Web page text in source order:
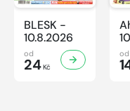
BLESK -
10.8.2026
od
24Kč
od